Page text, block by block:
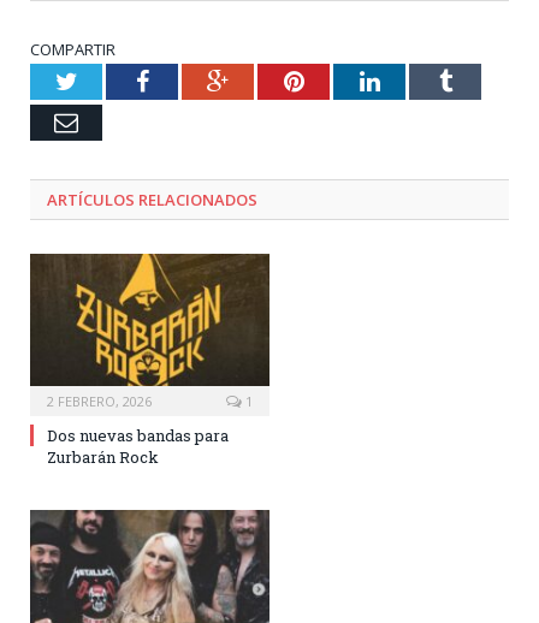
COMPARTIR
TwitterFacebookGoogle+PinterestLinkedInTumblr
Email
ARTÍCULOS RELACIONADOS
2 FEBRERO, 2026 1
Dos nuevas bandas para
Zurbarán Rock